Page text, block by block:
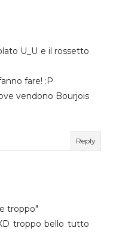
U_U e il rossetto
fare! :P
vendono Bourjois
Reply
troppo"
troppo bello tutto